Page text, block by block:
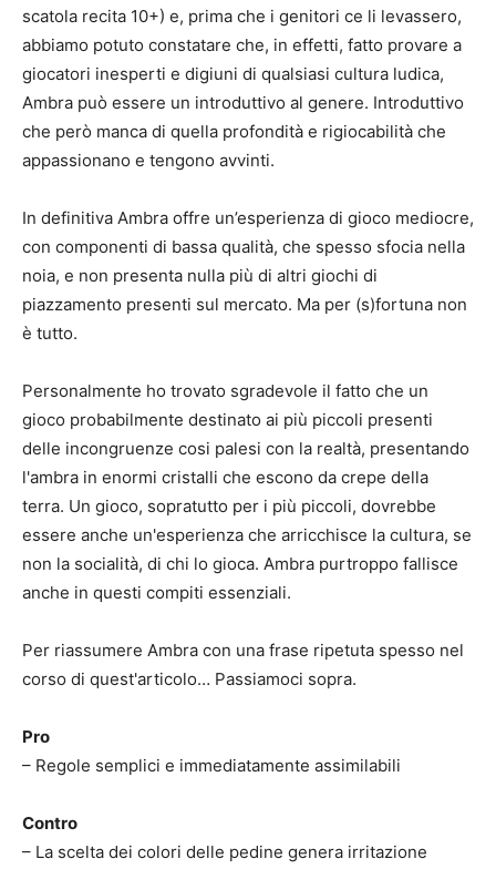
scatola recita 10+) e, prima che i genitori ce li levassero,
abbiamo potuto constatare che, in effetti, fatto provare a
giocatori inesperti e digiuni di qualsiasi cultura ludica,
Ambra può essere un introduttivo al genere. Introduttivo
che però manca di quella profondità e rigiocabilità che
appassionano e tengono avvinti.
In definitiva Ambra offre un’esperienza di gioco mediocre,
con componenti di bassa qualità, che spesso sfocia nella
noia, e non presenta nulla più di altri giochi di
piazzamento presenti sul mercato. Ma per (s)fortuna non
è tutto.
Personalmente ho trovato sgradevole il fatto che un
gioco probabilmente destinato ai più piccoli presenti
delle incongruenze cosi palesi con la realtà, presentando
l'ambra in enormi cristalli che escono da crepe della
terra. Un gioco, sopratutto per i più piccoli, dovrebbe
essere anche un'esperienza che arricchisce la cultura, se
non la socialità, di chi lo gioca. Ambra purtroppo fallisce
anche in questi compiti essenziali.
Per riassumere Ambra con una frase ripetuta spesso nel
corso di quest'articolo… Passiamoci sopra.
Pro
– Regole semplici e immediatamente assimilabili
Contro
– La scelta dei colori delle pedine genera irritazione